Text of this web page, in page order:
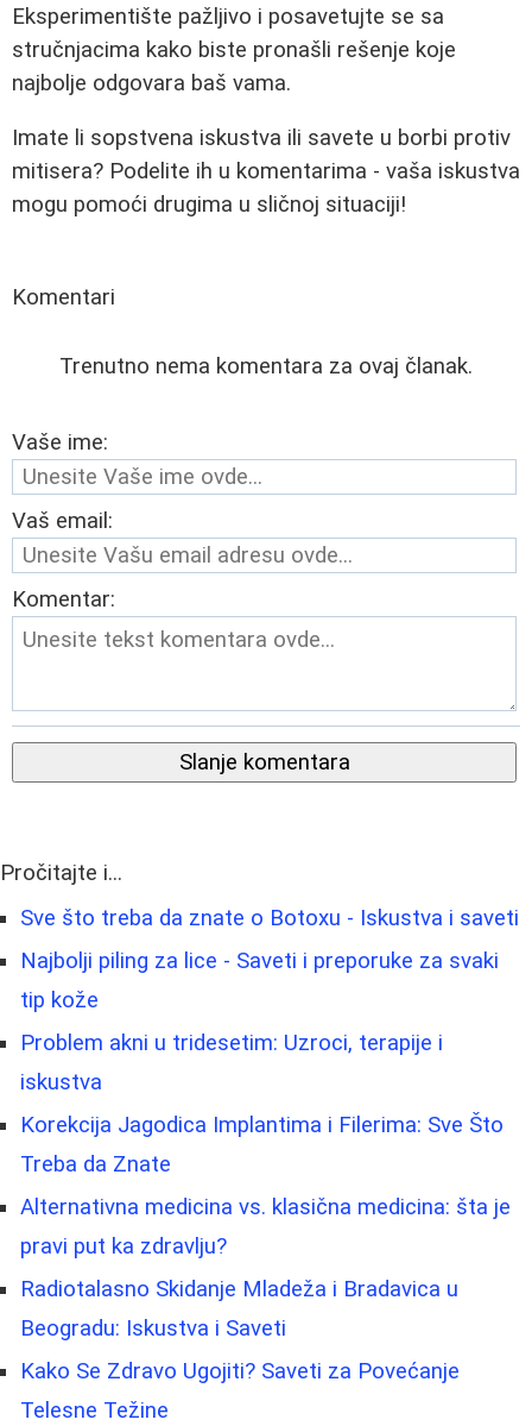
Eksperimentište pažljivo i posavetujte se sa
stručnjacima kako biste pronašli rešenje koje
najbolje odgovara baš vama.
Imate li sopstvena iskustva ili savete u borbi protiv
mitisera? Podelite ih u komentarima - vaša iskustva
mogu pomoći drugima u sličnoj situaciji!
Komentari
Trenutno nema komentara za ovaj članak.
Vaše ime:
Vaš email:
Komentar:
Slanje komentara
Pročitajte i...
Sve što treba da znate o Botoxu - Iskustva i saveti
Najbolji piling za lice - Saveti i preporuke za svaki
tip kože
Problem akni u tridesetim: Uzroci, terapije i
iskustva
Korekcija Jagodica Implantima i Filerima: Sve Što
Treba da Znate
Alternativna medicina vs. klasična medicina: šta je
pravi put ka zdravlju?
Radiotalasno Skidanje Mladeža i Bradavica u
Beogradu: Iskustva i Saveti
Kako Se Zdravo Ugojiti? Saveti za Povećanje
Telesne Težine